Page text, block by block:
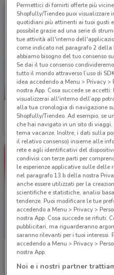
SCADE OGGI
Acqua & Sapone
Scade oggi 353 m
Acqua & Sapone
Scade il 15/08 353 m
Permettici di fornirti offerte più
Shopfully/Tiendeo puoi visualizzare
quotidiani più attinenti ai tuoi gusti
possibile grazie ad una serie di
tue attività all'interno
come indicato nel paragrafo 2 della
abbiamo bisogno del tuo consenso
Se dai il tuo consenso
tutto il mondo attraverso l’uso di
idea accedendo a Menu > Privacy >
nostra App. Cosa succede se
visualizzerai all'interno dell’app
alla tua cronologia di navigazione
Shopfully/Tiendeo. Ad esempio, se
che hai navigato in un sito di
tema vacanze. Inoltre, i dati sulla
il relativo consenso) insieme alle
rete e agli identificativi del
condivisi con terze parti per
le esperienze applicative sulle delle
nel paragrafo 13.b della nostra
anche essere utilizzati per la
scientifiche e statistiche, analisi
tendenze. Puoi modificare le tue
accedendo a Menu > Privacy >
nostra App. Cosa succede se rifiuti:
pubblicitari, ma riguarderanno
saranno rilevanti per i tuoi interessi.
accedendo a Menu > Privacy >
nostra App.
Noi e i nostri partner